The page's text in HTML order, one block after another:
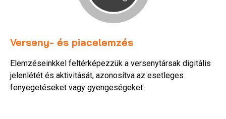
Verseny- és piacelemzés
Elemzéseinkkel feltérképezzük a versenytársak digitális
jelenlétét és aktivitását, azonosítva az esetleges
fenyegetéseket vagy gyengeségeket.